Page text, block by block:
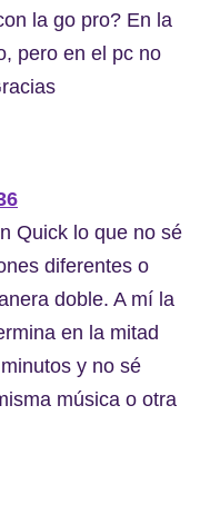
la go pro? En la
pero en el pc no
Quick lo que no sé
diferentes o
doble. A mí la
en la mitad
y no sé
música o otra